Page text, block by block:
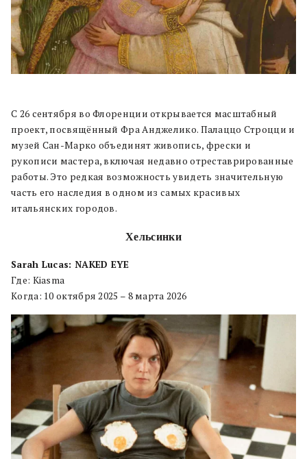
С 26 сентября во Флоренции открывается масштабный
проект, посвящённый Фра Анджелико. Палаццо Строцци и
музей Сан-Марко объединят живопись, фрески и
рукописи мастера, включая недавно отреставрированные
работы. Это редкая возможность увидеть значительную
часть его наследия в одном из самых красивых
итальянских городов.
Хельсинки
Sarah Lucas: NAKED EYE
Где: Kiasma
Когда: 10 октября 2025 – 8 марта 2026